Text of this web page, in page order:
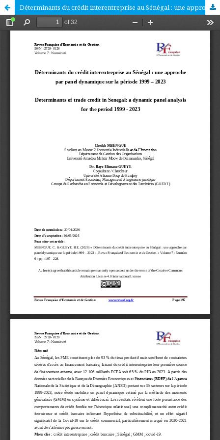
Déterminants du crédit interentreprise au Sénégal : une approche par panel dynamique sur la période 1999 – 2023